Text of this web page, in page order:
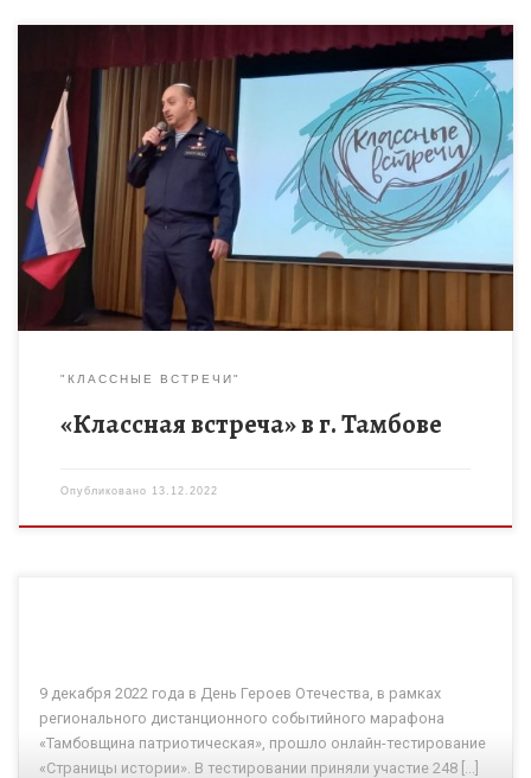
В школе №22 г. Тамбова состоялась классная встреча с
Героем России Дмитрием Викторовичем Елистратовым. Она
была приурочена ко Дню Героев Отечества, который
отмечается в нашей […]
"КЛАССНЫЕ ВСТРЕЧИ"
«Классная встреча» в г. Тамбове
Опубликовано 13.12.2022
9 декабря 2022 года в День Героев Отечества, в рамках
регионального дистанционного событийного марафона
«Тамбовщина патриотическая», прошло онлайн-тестирование
«Страницы истории». В тестировании приняли участие 248 […]